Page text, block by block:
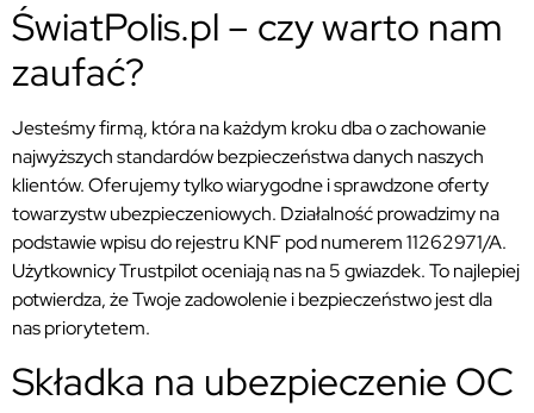
ŚwiatPolis.pl – czy warto nam
zaufać?
Jesteśmy firmą, która na każdym kroku dba o zachowanie
najwyższych standardów bezpieczeństwa danych naszych
klientów. Oferujemy tylko wiarygodne i sprawdzone oferty
towarzystw ubezpieczeniowych. Działalność prowadzimy na
podstawie wpisu do rejestru KNF pod numerem 11262971/A.
Użytkownicy Trustpilot oceniają nas na 5 gwiazdek. To najlepiej
potwierdza, że Twoje zadowolenie i bezpieczeństwo jest dla
nas priorytetem.
Składka na ubezpieczenie OC